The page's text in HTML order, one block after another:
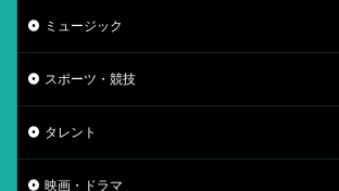
ミュージック
スポーツ・競技
タレント
映画・ドラマ